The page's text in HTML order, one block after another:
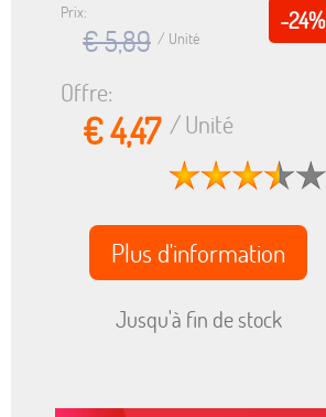
-24%
Prix:
€ 5,89 / Unité
Offre:
€ 4,47/ Unité
Plus d'information
Jusqu'à fin de stock